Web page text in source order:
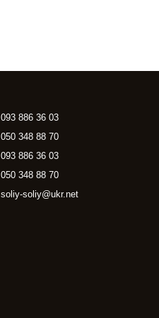
093 886 36 03
050 348 88 70
093 886 36 03
050 348 88 70
soliy-soliy@ukr.net